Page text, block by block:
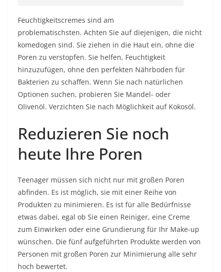
Feuchtigkeitscremes sind am
problematischsten. Achten Sie auf diejenigen, die nicht
komedogen sind. Sie ziehen in die Haut ein, ohne die
Poren zu verstopfen. Sie helfen, Feuchtigkeit
hinzuzufügen, ohne den perfekten Nährboden für
Bakterien zu schaffen. Wenn Sie nach natürlichen
Optionen suchen, probieren Sie Mandel- oder
Olivenöl. Verzichten Sie nach Möglichkeit auf Kokosöl.
Reduzieren Sie noch
heute Ihre Poren
Teenager müssen sich nicht nur mit großen Poren
abfinden. Es ist möglich, sie mit einer Reihe von
Produkten zu minimieren. Es ist für alle Bedürfnisse
etwas dabei, egal ob Sie einen Reiniger, eine Creme
zum Einwirken oder eine Grundierung für Ihr Make-up
wünschen. Die fünf aufgeführten Produkte werden von
Personen mit großen Poren zur Minimierung alle sehr
hoch bewertet.